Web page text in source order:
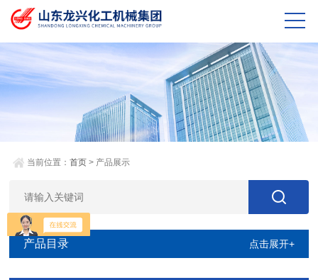
当前位置：首页 > 产品展示
产品目录 点击展开+